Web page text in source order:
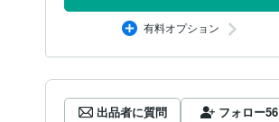
有料オプション
出品者に質問 フォロー56